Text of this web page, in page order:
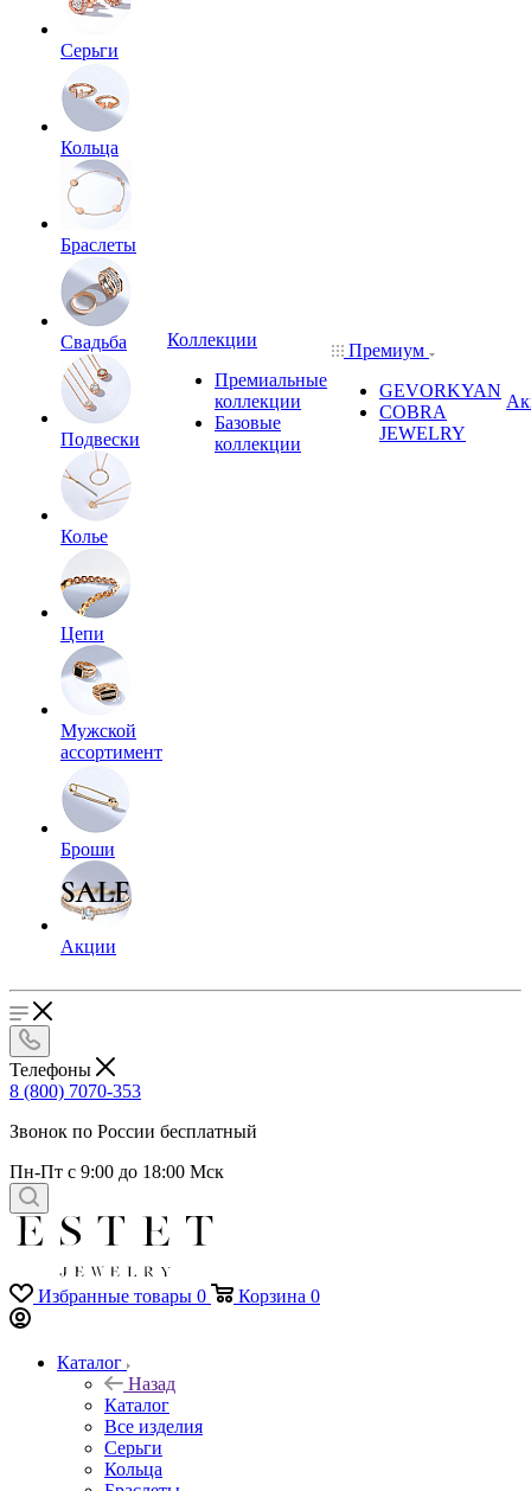
Серьги
Кольца
Браслеты
Свадьба
Подвески
Колье
Цепи
Мужской
ассортимент
Броши
Акции
Коллекции
Премиальные
коллекции
Базовые
коллекции
Премиум
GEVORKYAN
COBRA
JEWELRY
Телефоны
8 (800) 7070-353
Звонок по России бесплатный
Пн-Пт с 9:00 до 18:00 Мск
Избранные товары 0 Корзина 0
Каталог
Назад
Каталог
Все изделия
Серьги
Кольца